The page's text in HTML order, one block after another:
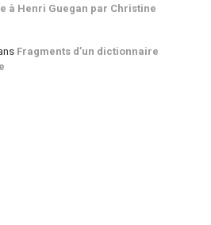
à Henri Guegan par Christine
Fragments d’un dictionnaire